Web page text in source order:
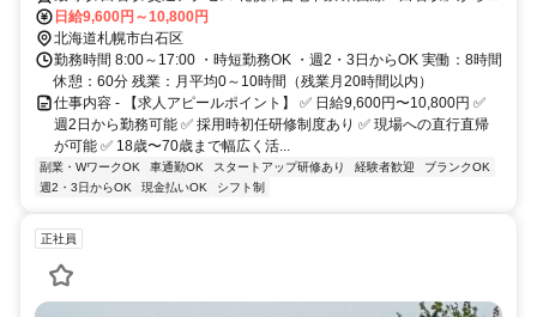
日給9,600円～10,800円
北海道札幌市白石区
勤務時間 8:00～17:00 ・時短勤務OK ・週2・3日からOK 実働：8時間
休憩：60分 残業：月平均0～10時間（残業月20時間以内）
仕事内容 - 【求人アピールポイント】 ✅ 日給9,600円〜10,800円 ✅
週2日から勤務可能 ✅ 採用時初任研修制度あり ✅ 現場への直行直帰
が可能 ✅ 18歳〜70歳まで幅広く活...
副業・WワークOK 車通勤OK スタートアップ研修あり 経験者歓迎
ブランクOK
週2・3日からOK
現金払いOK シフト制
正社員